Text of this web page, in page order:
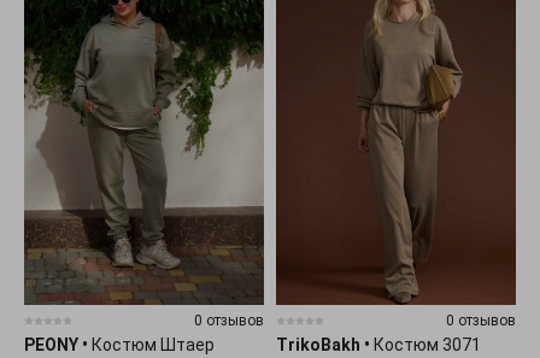
0 отзывов
PEONY • Костюм Штаер
0 отзывов
TrikoBakh • Костюм 3071